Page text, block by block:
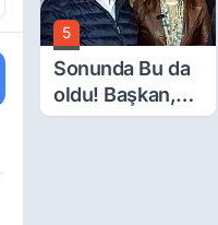
5
Sonunda Bu da
oldu! Başkan,
Meclis Üyesini